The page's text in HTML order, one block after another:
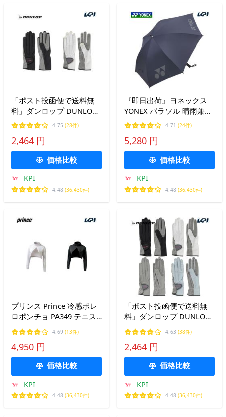
「ポスト投函便で送料無
料」ダンロップ DUNLOP
レディース ナノフロント
テニスグローブ 両手セッ
ト 手のひら穴なし ネイル
スルータイプ TGG-0117W
4.75 (28件)
2,464 円
価格比較
KPI
4.48 (36,430件)
『即日出荷』ヨネックス
YONEX パラソル 晴雨兼用
傘 日傘 雨傘 UV対策 1級遮
光 テニスアクセサリー ゴ
ルフ スポーツ レジャー
GP-S561
4.71 (24件)
5,280 円
価格比較
KPI
4.48 (36,430件)
プリンス Prince 冷感ボレ
ロポンチョ PA349 テニス
アクセサリー 冷感ポンチ
ョ 2026SS
4.69 (13件)
4,950 円
価格比較
KPI
4.48 (36,430件)
「ポスト投函便で送料無
料」ダンロップ DUNLOP
テニスアクセサリー レデ
ィース ナノフロント テニ
スグローブ 両手セット 手
のひら穴なしタイプ TGG-
4.63 (38件)
2,464 円
価格比較
KPI
4.48 (36,430件)